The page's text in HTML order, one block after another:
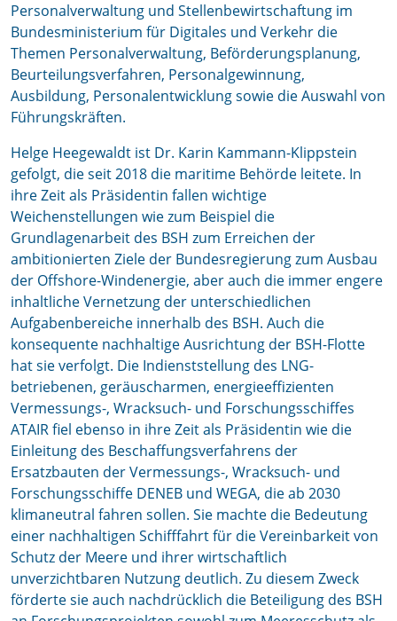
Personalverwaltung und Stellenbewirtschaftung im
Bundesministerium für Digitales und Verkehr die
Themen Personalverwaltung, Beförderungsplanung,
Beurteilungsverfahren, Personalgewinnung,
Ausbildung, Personalentwicklung sowie die Auswahl von
Führungskräften.
Helge Heegewaldt ist Dr. Karin Kammann-Klippstein
gefolgt, die seit 2018 die maritime Behörde leitete. In
ihre Zeit als Präsidentin fallen wichtige
Weichenstellungen wie zum Beispiel die
Grundlagenarbeit des BSH zum Erreichen der
ambitionierten Ziele der Bundesregierung zum Ausbau
der Offshore-Windenergie, aber auch die immer engere
inhaltliche Vernetzung der unterschiedlichen
Aufgabenbereiche innerhalb des BSH. Auch die
konsequente nachhaltige Ausrichtung der BSH-Flotte
hat sie verfolgt. Die Indienststellung des LNG-
betriebenen, geräuscharmen, energieeffizienten
Vermessungs-, Wracksuch- und Forschungsschiffes
ATAIR fiel ebenso in ihre Zeit als Präsidentin wie die
Einleitung des Beschaffungsverfahrens der
Ersatzbauten der Vermessungs-, Wracksuch- und
Forschungsschiffe DENEB und WEGA, die ab 2030
klimaneutral fahren sollen. Sie machte die Bedeutung
einer nachhaltigen Schifffahrt für die Vereinbarkeit von
Schutz der Meere und ihrer wirtschaftlich
unverzichtbaren Nutzung deutlich. Zu diesem Zweck
förderte sie auch nachdrücklich die Beteiligung des BSH